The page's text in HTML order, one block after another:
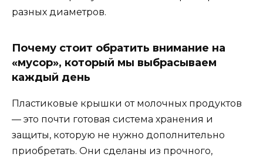
разных диаметров.
Почему стоит обратить внимание на
«мусор», который мы выбрасываем
каждый день
Пластиковые крышки от молочных продуктов
— это почти готовая система хранения и
защиты, которую не нужно дополнительно
приобретать. Они сделаны из прочного,